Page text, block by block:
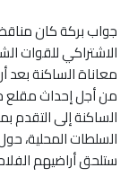
جواب بركة كان
الاشتراكي للقوات
معاناة الساكنة
من أجل إحداث مقلع
الساكنة إلى
السلطات المحلية،
ستلحق أراضيهم